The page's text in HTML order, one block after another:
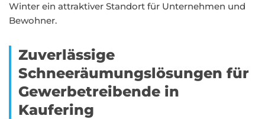
Winter ein attraktiver Standort für Unternehmen und
Bewohner.
Zuverlässige
Schneeräumungslösungen für
Gewerbetreibende in
Kaufering